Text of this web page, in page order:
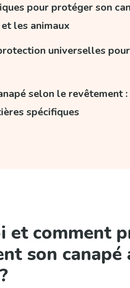
pour protéger son
et les animaux
universelles
selon le revêtement
spécifiques
et comment
son canapé